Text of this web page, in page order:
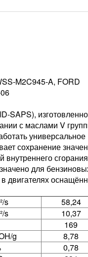
M2C945-A, FORD
SAPS),
с маслами V
универсальное
сохранение
внутреннего сгорания
для
двигателях
s
58,24
s
10,37
169
g
8,78
0,78